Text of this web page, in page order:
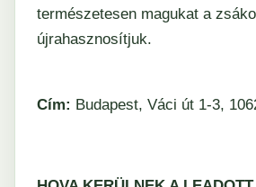
természetesen magukat a
újrahasznosítjuk.
Cím: Budapest, Váci út 1-3,